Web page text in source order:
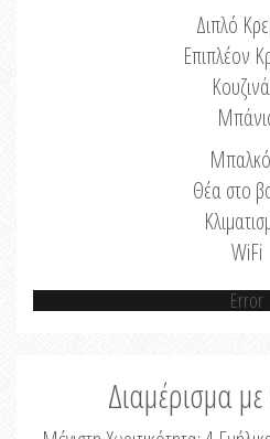
Διπλό
Επιπλέον
Θέα στο
WiFi
Error
Διαμέρισμα